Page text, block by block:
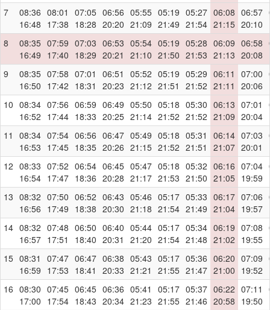
7
08:36
16:48
08:01
17:38
07:05
18:28
06:56
20:20
05:55
21:09
05:19
21:49
05:27
21:54
06:08
21:15
06:57
20:10
8
08:35
16:49
07:59
17:40
07:03
18:29
06:53
20:21
05:54
21:10
05:19
21:50
05:28
21:53
06:09
21:13
06:58
20:08
9
08:35
16:50
07:58
17:42
07:01
18:31
06:51
20:23
05:52
21:12
05:19
21:51
05:29
21:52
06:11
21:11
07:00
20:06
10 08:34
16:52
07:56
17:44
06:59
18:33
06:49
20:25
05:50
21:14
05:18
21:52
05:30
21:52
06:13
21:09
07:01
20:04
11
08:34
16:53
07:54
17:45
06:56
18:35
06:47
20:26
05:49
21:15
05:18
21:52
05:31
21:51
06:14
21:07
07:03
20:01
12 08:33
16:54
07:52
17:47
06:54
18:36
06:45
20:28
05:47
21:17
05:18
21:53
05:32
21:50
06:16
21:05
07:04
19:59
13 08:32
16:56
07:50
17:49
06:52
18:38
06:43
20:30
05:46
21:18
05:17
21:54
05:33
21:49
06:17
21:04
07:06
19:57
14 08:32
16:57
07:48
17:51
06:50
18:40
06:40
20:31
05:44
21:20
05:17
21:54
05:34
21:48
06:19
21:02
07:08
19:55
15 08:31
16:59
07:47
17:53
06:47
18:41
06:38
20:33
05:43
21:21
05:17
21:55
05:36
21:47
06:20
21:00
07:09
19:52
16 08:30
17:00
07:45
17:54
06:45
18:43
06:36
20:34
05:41
21:23
05:17
21:55
05:37
21:46
06:22
20:58
07:11
19:50